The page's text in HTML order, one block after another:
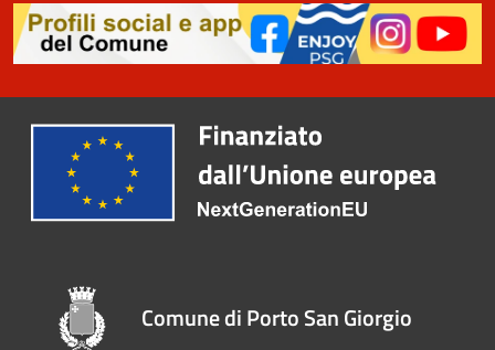
Comune di Porto San Giorgio